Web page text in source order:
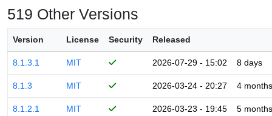
519 Other Versions
Version License Security Released
8.1.3.1 MIT 2026-07-29 - 15:02 8 days
8.1.3 MIT 2026-03-24 - 20:27 4 months
8.1.2.1 MIT 2026-03-23 - 19:45 5 months